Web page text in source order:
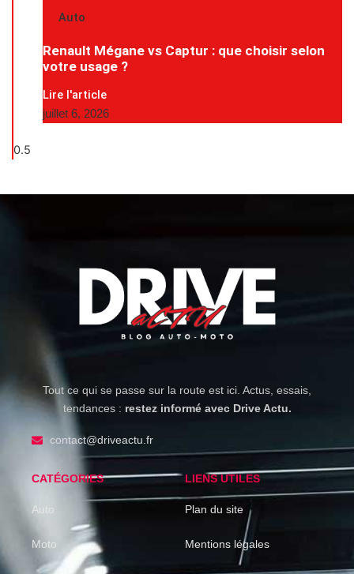
Auto
Renault Mégane vs Captur : que choisir selon
votre usage ?
Lire l'article
juillet 6, 2026
Tout ce qui se passe sur la route est ici. Actus, essais,
tendances : restez informé avec Drive Actu.
contact@driveactu.fr
CATÉGORIES
Auto
Moto
LIENS UTILES
Plan du site
Mentions légales